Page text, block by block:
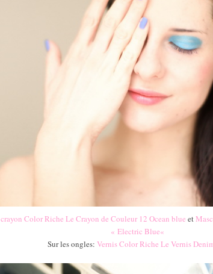
crayon Color Riche Le Crayon de Couleur 12 Ocean blue et
« Electric Blue«
Sur les ongles: Vernis Color Riche Le Vernis